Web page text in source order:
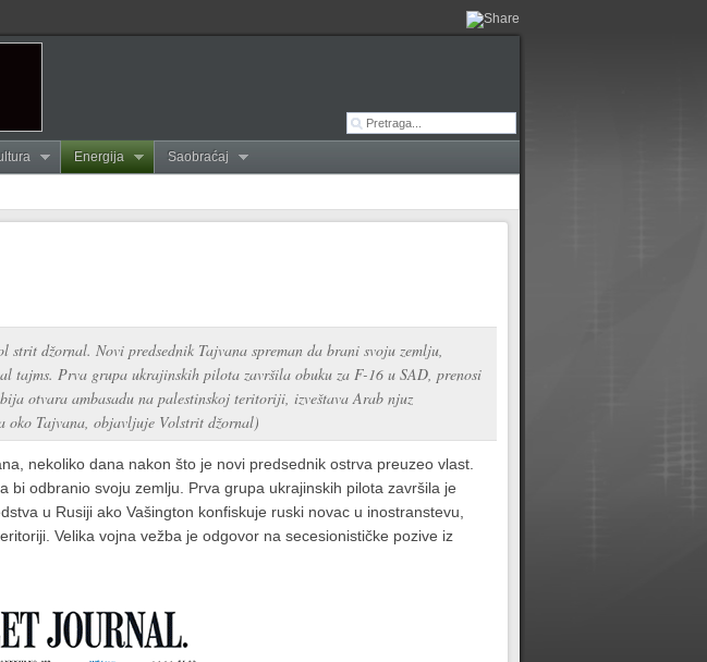
Energija Saobraćaj
džornal. Novi predsednik Tajvana spreman da brani svoju zemlju,
tajms. Prva grupa ukrajinskih pilota završila obuku za F-16 u SAD, prenosi
otvara ambasadu na palestinskoj teritoriji, izveštava Arab njuz
oko Tajvana, objavljuje Volstrit džornal)
nekoliko dana nakon što je novi predsednik ostrva preuzeo vlast.
bi odbranio svoju zemlju. Prva grupa ukrajinskih pilota završila je
u Rusiji ako Vašington konfiskuje ruski novac u inostranstevu,
Velika vojna vežba je odgovor na secesionističke pozive iz